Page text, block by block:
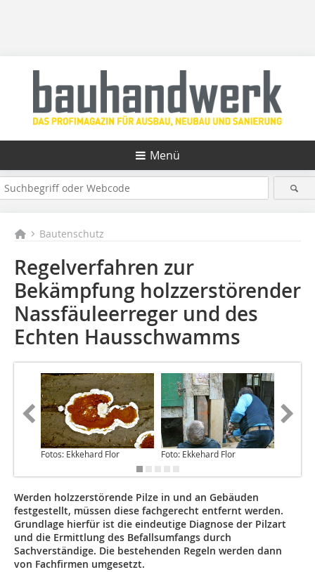
Menü
Bautenschutz
Regelverfahren zur
Bekämpfung holzzerstörender
Nassfäuleerreger und des
Echten Hausschwamms
Fotos: Ekkehard Flor Foto: Ekkehard Flor
Werden holzzerstörende Pilze in und an Gebäuden
festgestellt, müssen diese fachgerecht entfernt werden.
Grundlage hierfür ist die eindeutige Diagnose der Pilzart
und die Ermittlung des Befallsumfangs durch
Sachverständige. Die bestehenden Regeln werden dann
von Fachfirmen umgesetzt.